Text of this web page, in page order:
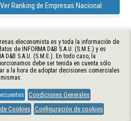
Ver Ranking de Empresas Nacional
y toda la información de
de INFORMA D&B S.A.U. (S.M.E.) y es
D&B S.A.U. (S.M.E.). En todo caso, la
debe ser tenida en cuenta sólo
a la hora de adoptar decisiones comerciales
Condiciones Generales
Cookies Configuración de cookies